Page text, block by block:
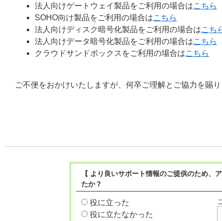
法人向けゲートウェイ製品をご利用の場合はこちら
SOHO向け製品をご利用の場合はこちら
法人向けディスク暗号化製品をご利用の場合はこち
法人向けデータ暗号化製品をご利用の場合はこちら
クラウドサンドボックスをご利用の場合はこちら
ご不便をおかけいたしますが、何卒ご理解とご協力を賜
【 より良いサポート情報のご提供のため
たか？
役に立った
役に立たなかった